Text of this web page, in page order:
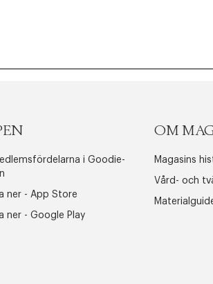
i Goodie-
ner - App Store
ner - Google Play
OM
Magasins
Vård- och